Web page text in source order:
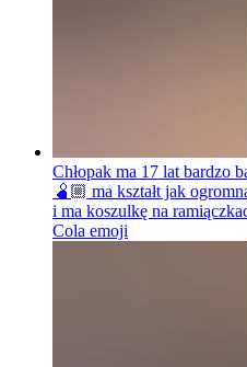
Chłopak ma 17 lat bardzo
🫄🏼 ma kształt jak
i ma koszulkę na
Cola emoji